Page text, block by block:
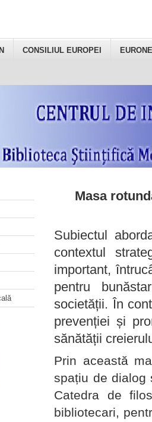
CONSILIUL EUROPEI
Masa
Subiectul
contextul
important,
pentru
societății. În
prevenției și
sănătății
Prin această
spațiu de dialog
Catedra de
bibliotecari,